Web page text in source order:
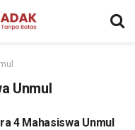
Unmul
4 Mahasiswa Unmul